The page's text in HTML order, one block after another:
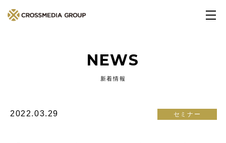
NEWS
新着情報
2022.03.29 セミナー